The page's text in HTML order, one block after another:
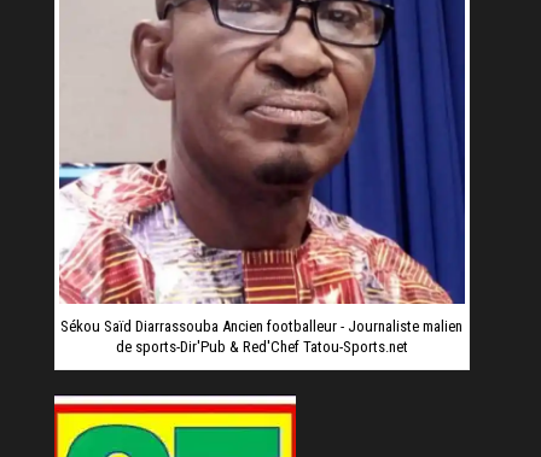
Sékou Saïd Diarrassouba Ancien footballeur - Journaliste malien
de sports-Dir'Pub & Red'Chef Tatou-Sports.net